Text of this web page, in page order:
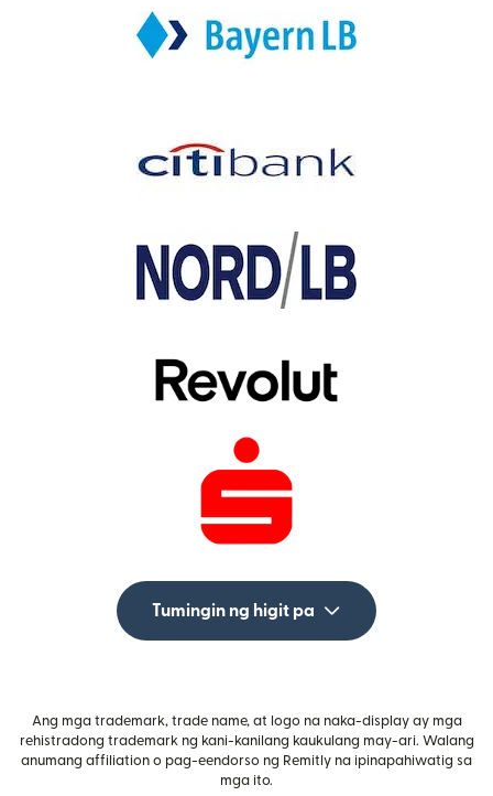
Tumingin ng higit pa
Ang mga trademark, trade name, at logo na naka-display ay mga
rehistradong trademark ng kani-kanilang kaukulang may-ari. Walang
anumang affiliation o pag-eendorso ng Remitly na ipinapahiwatig sa
mga ito.